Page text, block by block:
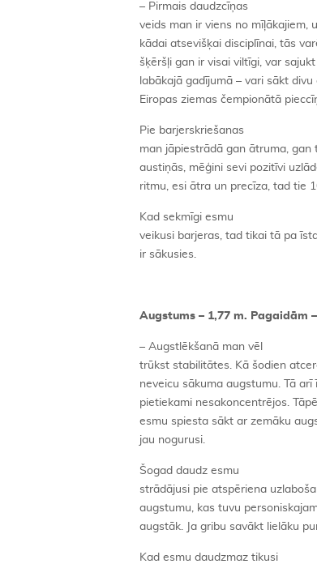
– Pirmais daudzcīņas
veids man ir viens no mīļākajiem,
kādai atsevišķai disciplīnai, tās
šķēršļi gan ir visai viltīgi, var
labākajā gadījumā – vari sākt
Eiropas ziemas čempionātā
Pie barjerskriešanas
man jāpiestrādā gan ātruma, gan
austiņās, mēģini sevi pozitīvi
ritmu, esi ātra un precīza, tad tie
Kad sekmīgi esmu
veikusi barjeras, tad tikai tā pa
ir sākusies.
Augstums – 1,77 m. Pagaidām
– Augstlēkšanā man vēl
trūkst stabilitātes. Kā šodien
neveicu sākuma augstumu. Tā
pietiekami nesakoncentrējos.
esmu spiesta sākt ar zemāku
jau nogurusi.
Šogad daudz esmu
strādājusi pie atspēriena
augstumu, kas tuvu
augstāk. Ja gribu savākt lielāku
Kad esmu daudzmaz tikusi